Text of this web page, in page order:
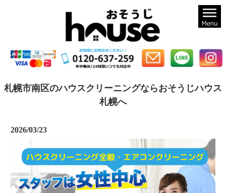
札幌市南区のハウスクリーニングならおそうじハウス
札幌へ
2026/03/23